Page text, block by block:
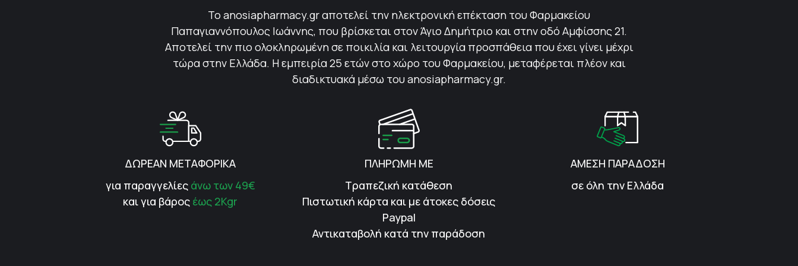
Το anosiapharmacy.gr αποτελεί την ηλεκτρονική επέκταση του Φαρμακείου
Παπαγιαννόπουλος Ιωάννης, που βρίσκεται στον Άγιο Δημήτριο και στην οδό Αμφίσσης 21.
Αποτελεί την πιο ολοκληρωμένη σε ποικιλία και λειτουργία προσπάθεια που έχει γίνει μέχρι
τώρα στην Ελλάδα. Η εμπειρία 25 ετών στο χώρο του Φαρμακείου, μεταφέρεται πλέον και
διαδικτυακά μέσω του anosiapharmacy.gr.
ΔΩΡΕΑΝ ΜΕΤΑΦΟΡΙΚΑ
για παραγγελίες άνω των 49€
και για βάρος έως 2Kgr
ΠΛΗΡΩΜΗ ΜΕ
Τραπεζική κατάθεση
Πιστωτική κάρτα και με άτοκες δόσεις
Paypal
Αντικαταβολή κατά την παράδοση
ΑΜΕΣΗ ΠΑΡΑΔΟΣΗ
σε όλη την Ελλάδα